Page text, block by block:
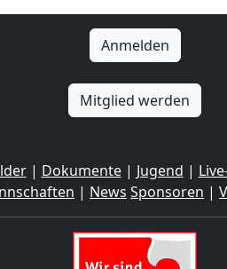
Anmelden
Mitglied werden
| Dokumente| Jugend |
| News Sponsoren |